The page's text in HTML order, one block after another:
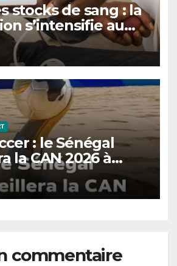
stocks de sang : la
s’intensifie au
: le Sénégal
la CAN 2026 à
commentaire